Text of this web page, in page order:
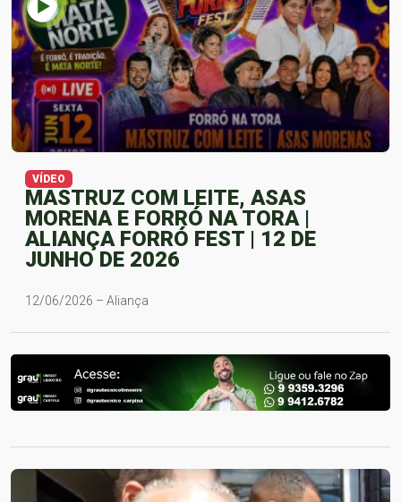
VÍDEO
MASTRUZ COM LEITE, ASAS
MORENA E FORRÓ NA TORA |
ALIANÇA FORRÓ FEST | 12 DE
JUNHO DE 2026
12/06/2026 – Aliança